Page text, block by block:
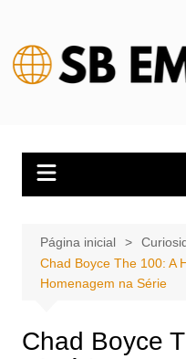
conteúdo
Página inicial
Chad Boyce The 100: A
Homenagem na Série
Chad Boyce